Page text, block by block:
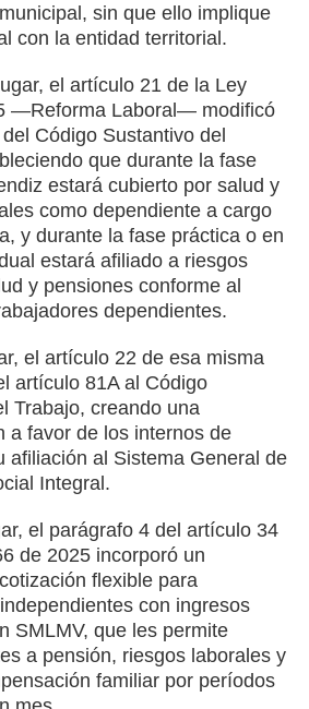
sin que ello implique
con la entidad territorial.
el artículo 21 de la Ley
—Reforma Laboral— modificó
Código Sustantivo del
que durante la fase
estará cubierto por salud y
como dependiente a cargo
y durante la fase práctica o en
estará afiliado a riesgos
y pensiones conforme al
dependientes.
el artículo 22 de esa misma
artículo 81A al Código
Trabajo, creando una
a favor de los internos de
afiliación al Sistema General de
Integral.
el parágrafo 4 del artículo 34
de 2025 incorporó un
flexible para
con ingresos
SMLMV, que les permite
a pensión, riesgos laborales y
familiar por períodos